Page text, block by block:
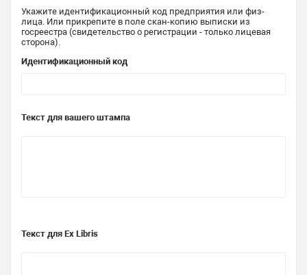
Укажите идентификационный код предприятия или физ-
лица. Или прикрепите в поле скан-копию выписки из
госреестра (свидетельство о регистрации - только лицевая
сторона).
Идентификационный код
Текст для вашего штампа
Текст для Ex Libris